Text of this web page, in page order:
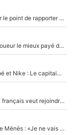
«Ce fils de p*te fait comme Leo Messi au PSG» : Sur le point de rapporter gros à l'OM, Facundo Medina raconte son clash avec des supporters !
L'OM voit ce joli chèque lui passer sous le nez : Le joueur le mieux payé du club refuse de partir, son transfert est annulé à la dernière minute !
Thibaud Vézirian annonce la fin entre Kylian Mbappé et Nike : Le capitaine de l'équipe de France lui répond sur Instagram !
Nouvelle galère pour l'OM sur le mercato : Ce crack français veut rejoindre le PSG, il a déjà donné son accord pour signer à Paris !
L'EQUIPE du Soir ne paye pas assez bien pour Pierre Ménès : «Je ne vais pas m’user la santé pour gagner 200 ou 300€»